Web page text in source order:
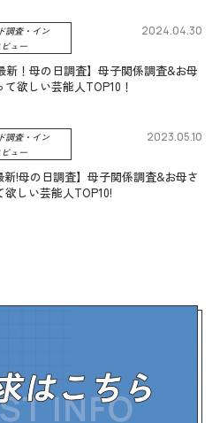
調査・イン
ュー
2024.04.30
新！母の日調査】母子関係調査&お母
て欲しい芸能人TOP10！
調査・イン
ュー
2023.05.10
新!母の日調査】母子関係調査&お母さ
欲しい芸能人TOP10!